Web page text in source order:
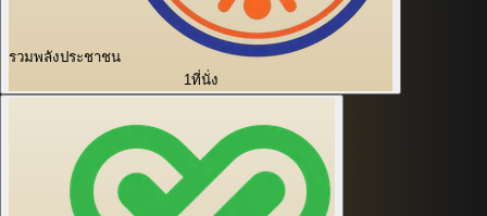
รวมพลังประชาชน
1ที่นั่ง